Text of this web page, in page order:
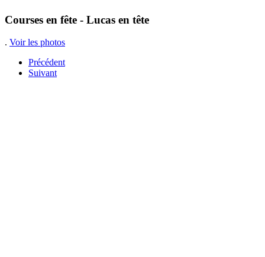
Courses en fête - Lucas en tête
. Voir les photos
Précédent
Suivant